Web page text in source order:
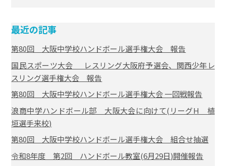
最近の記事
第80回 大阪中学校ハンドボール選手権大会 報告
国民スポーツ大会 レスリング大阪府予選会、関西少年レ
スリング選手権大会 報告
第80回 大阪中学校ハンドボール選手権大会 一回戦報告
浪商中学ハンドボール部 大阪大会に向けて(リーグH 植
垣選手来校)
第80回 大阪中学校ハンドボール選手権大会 組合せ抽選
令和8年度 第2回 ハンドボール教室(6月29日)開催報告